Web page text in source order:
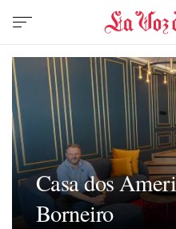
Casa dos
Borneiro